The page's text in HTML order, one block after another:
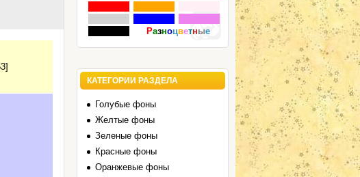
Разноцветные
КАТЕГОРИИ РАЗДЕЛА
Голубые фоны
Желтые фоны
Зеленые фоны
Красные фоны
Оранжевые фоны